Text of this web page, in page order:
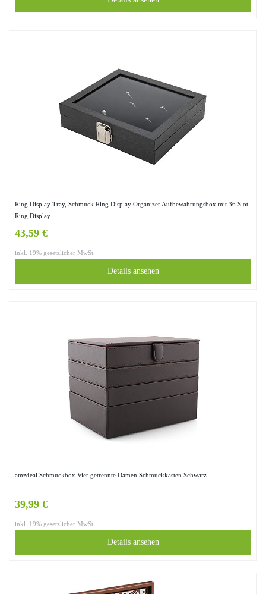
Ring Display Tray, Schmuck Ring Display Organizer Aufbewahrungsbox mit 36 Slot
Ring Display
43,59 €
inkl. 19% gesetzlicher MwSt.
Details ansehen
amzdeal Schmuckbox Vier getrennte Damen Schmuckkasten Schwarz
39,99 €
inkl. 19% gesetzlicher MwSt.
Details ansehen